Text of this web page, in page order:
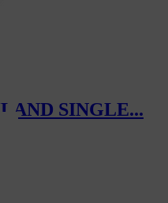
SINGLE...